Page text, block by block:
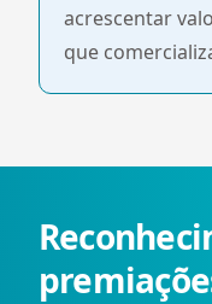
acrescentar
que